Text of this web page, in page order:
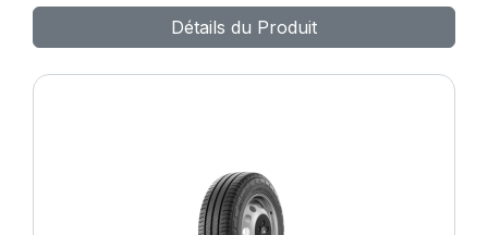
Détails du Produit